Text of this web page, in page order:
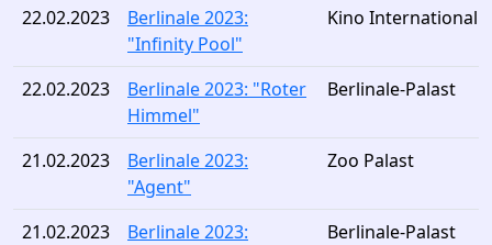
22.02.2023
Berlinale 2023:
"Infinity Pool"
Kino International
22.02.2023
Berlinale 2023: "Roter
Himmel"
Berlinale-Palast
21.02.2023
Berlinale 2023:
"Agent"
Zoo Palast
21.02.2023
Berlinale 2023:
Berlinale-Palast